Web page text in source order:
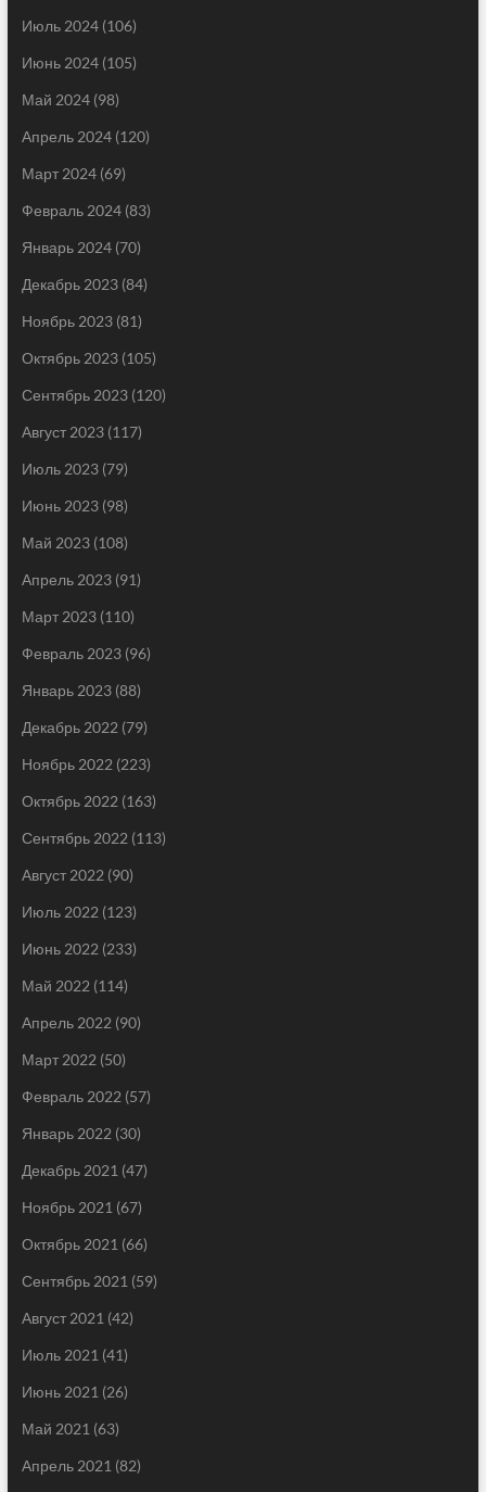
Июль 2024(106)
Июнь 2024(105)
Май 2024(98)
Апрель 2024(120)
Март 2024(69)
Февраль 2024(83)
Январь 2024(70)
Декабрь 2023(84)
Ноябрь 2023(81)
Октябрь 2023(105)
Сентябрь 2023(120)
Август 2023(117)
Июль 2023(79)
Июнь 2023(98)
Май 2023(108)
Апрель 2023(91)
Март 2023(110)
Февраль 2023(96)
Январь 2023(88)
Декабрь 2022 (79)
Ноябрь 2022 (223)
Октябрь 2022 (163)
Сентябрь 2022 (113)
Август 2022 (90)
Июль 2022 (123)
Июнь 2022 (233)
Май 2022 (114)
Апрель 2022 (90)
Март 2022 (50)
Февраль 2022 (57)
Январь 2022 (30)
Декабрь 2021 (47)
Ноябрь 2021 (67)
Октябрь 2021 (66)
Сентябрь 2021 (59)
Август 2021 (42)
Июль 2021 (41)
Июнь 2021 (26)
Май 2021 (63)
Апрель 2021 (82)